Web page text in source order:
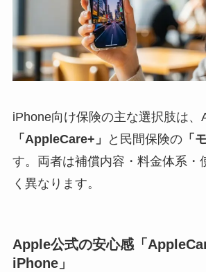
iPhone向け保険の主な選択肢は、
「AppleCare+」
と民間保険の「
す。両者は補償内容・料金体系・
く異なります。
Apple公式の安心感「
iPhone」